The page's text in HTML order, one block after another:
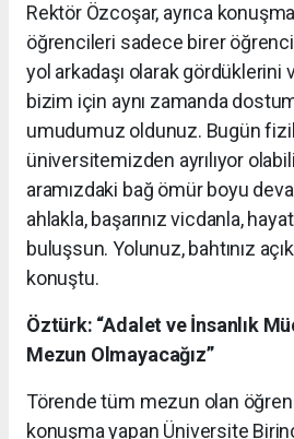
Rektör Özcoşar, ayrıca
öğrencileri sadece birer
yol arkadaşı olarak gördüklerini
bizim için aynı zamanda
umudumuz oldunuz. Bugün
üniversitemizden ayrılıyor
aramızdaki bağ ömür boyu
ahlakla, başarınız vicdanla,
buluşsun. Yolunuz, bahtınız
konuştu.
Öztürk: “Adalet ve İnsanlık
Mezun Olmayacağız”
Törende tüm mezun olan
konuşma yapan Üniversite